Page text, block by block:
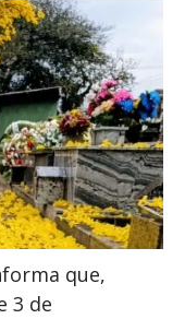
que,
3 de